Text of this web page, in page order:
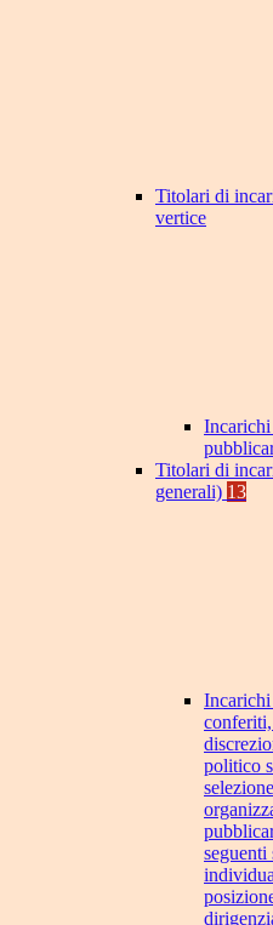
Titolari di
vertice
Titolari di
generali) 13
politico